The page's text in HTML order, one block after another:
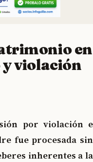
en
violación
por violación e
fue procesada sin
inherentes a la